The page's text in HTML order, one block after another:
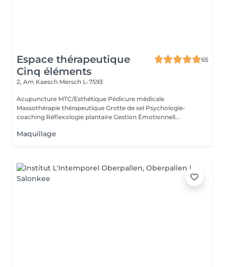
Espace thérapeutique
Cinq éléments
65
2, Am Kaesch Mersch L-7593
Acupuncture MTC/Esthétique Pédicure médicale
Massothérapie thérapeutique Grotte de sel Psychologie-
coaching Réflexologie plantaire Gestion Émotionnell...
Maquillage